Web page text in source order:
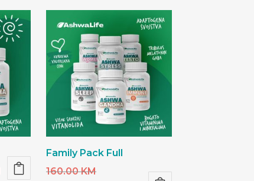
Current
Family Pack Full
160.00KM